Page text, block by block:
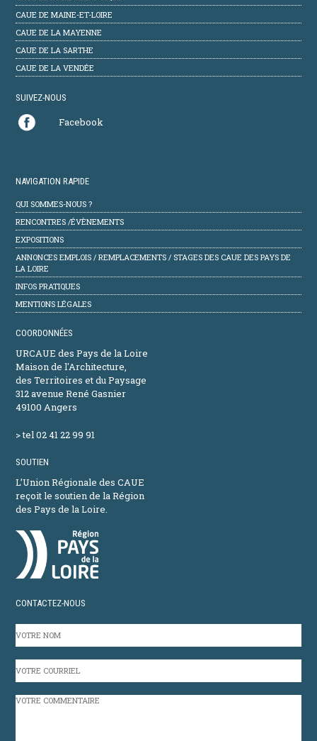
CAUE DE MAINE-ET-LOIRE
CAUE DE LA MAYENNE
CAUE DE LA SARTHE
CAUE DE LA VENDÉE
SUIVEZ-NOUS
Facebook
NAVIGATION RAPIDE
QUI SOMMES-NOUS ?
RENCONTRES /ÉVÈNEMENTS
EXPOSITIONS
ANNONCES EMPLOIS / REMPLACEMENTS / STAGES DES CAUE DES PAYS DE
LA LOIRE
INFOS PRATIQUES
MENTIONS LÉGALES
COORDONNÉES
URCAUE des Pays de la Loire
Maison de l'Architecture,
des Territoires et du Paysage
312 avenue René Gasnier
49100 Angers
> tel 02 41 22 99 91
SOUTIEN
L’Union Régionale des CAUE
reçoit le soutien de la Région
des Pays de la Loire.
CONTACTEZ-NOUS
NOM
COURRIEL
VOTRE